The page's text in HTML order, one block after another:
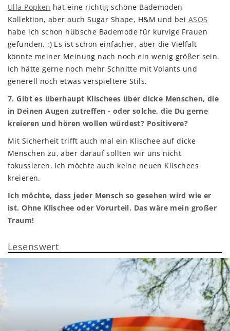
Ulla Popken hat eine richtig schöne Bademoden
Kollektion, aber auch Sugar Shape, H&M und bei ASOS
habe ich schon hübsche Bademode für kurvige Frauen
gefunden. :) Es ist schon einfacher, aber die Vielfalt
könnte meiner Meinung nach noch ein wenig größer sein.
Ich hätte gerne noch mehr Schnitte mit Volants und
generell noch etwas verspieltere Stils.
7. Gibt es überhaupt Klischees über dicke Menschen, die
in Deinen Augen zutreffen - oder solche, die Du gerne
kreieren und hören wollen würdest? Positivere?
Mit Sicherheit trifft auch mal ein Klischee auf dicke
Menschen zu, aber darauf sollten wir uns nicht
fokussieren. Ich möchte auch keine neuen Klischees
kreieren.
Ich möchte, dass jeder Mensch so gesehen wird wie er
ist. Ohne Klischee oder Vorurteil. Das wäre mein großer
Traum!
Lesenswert